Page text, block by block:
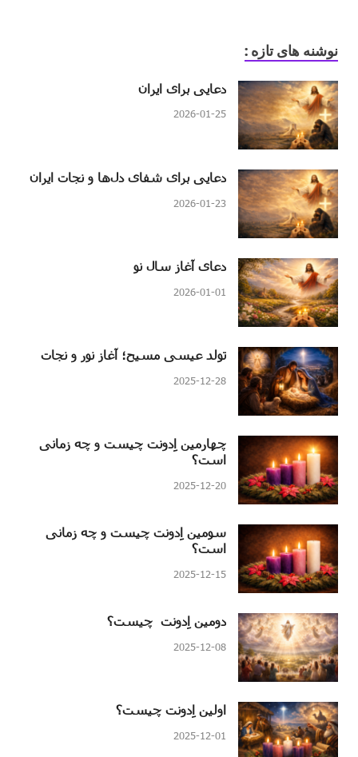
نوشنه های تازه :
دعایی برای ایران
2026-01-25
دعایی برای شفای دل‌ها و نجات ایران
2026-01-23
دعای آغاز سال نو
2026-01-01
تولد عیسی مسیح؛ آغاز نور و نجات
2025-12-28
چهارمین اِدونت چیست و چه زمانی
است؟
2025-12-20
سومین اِدونت چیست و چه زمانی
است؟
2025-12-15
دومین اِدونت چیست؟
2025-12-08
اولین اِدونت چیست؟
2025-12-01